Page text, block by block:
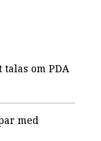
om PDA
med